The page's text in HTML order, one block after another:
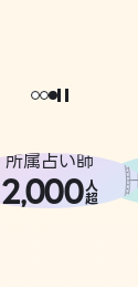
。
所属占い師
2,000人
超